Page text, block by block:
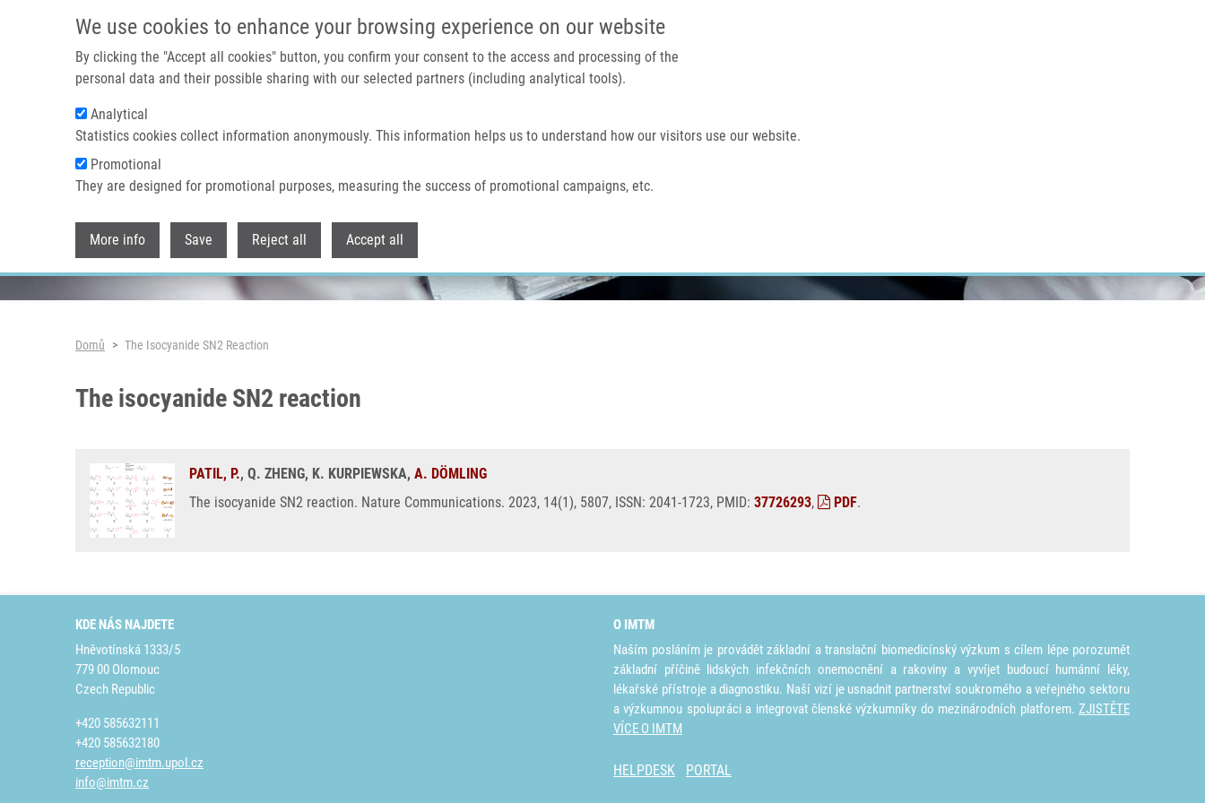
We use cookies to enhance your browsing experience on our website
By clicking the "Accept all cookies" button, you confirm your consent to the access and processing of the
personal data and their possible sharing with our selected partners (including analytical tools).
Analytical
Statistics cookies collect information anonymously. This information helps us to understand how our visitors use our website.
Promotional
They are designed for promotional purposes, measuring the success of promotional campaigns, etc.
More info Save Reject all Accept all
IMTM PORTÁL
Domů O nás
Header image
Drobečková navigace
Domů The Isocyanide SN2 Reaction
The isocyanide SN2 reaction
PATIL, P., Q. ZHENG, K. KURPIEWSKA, A. DÖMLING
The isocyanide SN2 reaction. Nature Communications. 2023, 14(1), 5807, ISSN: 2041-1723, PMID: 37726293, PDF.
KDE NÁS NAJDETE
Hněvotínská 1333/5
779 00 Olomouc
Czech Republic
+420 585632111
+420 585632180
reception@imtm.upol.cz
info@imtm.cz
O IMTM
Naším posláním je provádět základní a translační biomedicínský výzkum s cílem lépe porozumět
základní příčině lidských infekčních onemocnění a rakoviny a vyvíjet budoucí humánní léky,
lékařské přístroje a diagnostiku. Naší vizí je usnadnit partnerství soukromého a veřejného sektoru
a výzkumnou spolupráci a integrovat členské výzkumníky do mezinárodních platforem. ZJISTĚTE
VÍCE O IMTM
HELPDESK PORTAL